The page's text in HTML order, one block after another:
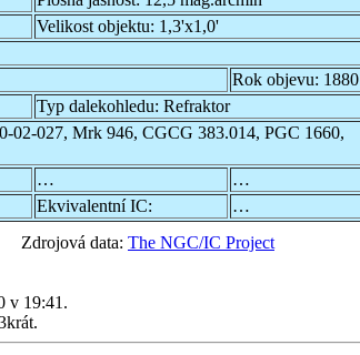
Velikost objektu: 1,3'x1,0'
Rok objevu: 1880
Typ dalekohledu: Refraktor
02-027, Mrk 946, CGCG 383.014, PGC 1660,
…
…
Ekvivalentní IC:
…
Zdrojová data: The NGC/IC Project
v 19:41.